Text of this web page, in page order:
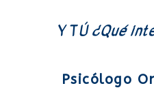
Y TÚ ¿Qué
Psicólogo